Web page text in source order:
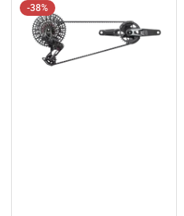
-38%